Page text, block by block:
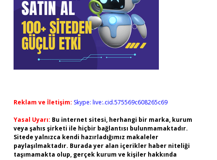
Reklam ve İletişim: Skype: live:.cid.575569c608265c69
Yasal Uyarı: Bu internet sitesi, herhangi bir marka, kurum
veya şahıs şirketi ile hiçbir bağlantısı bulunmamaktadır.
Sitede yalnızca kendi hazırladığımız makaleler
paylaşılmaktadır. Burada yer alan içerikler haber niteliği
taşımamakta olup, gerçek kurum ve kişiler hakkında